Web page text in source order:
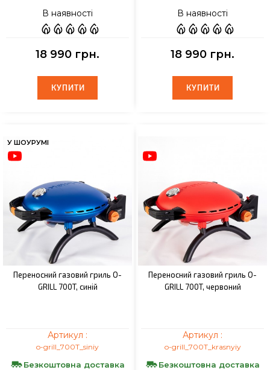
В наявності
18 990 грн.
КУПИТИ
КУПИТИ
В наявності
18 990 грн.
КУПИТИ
КУПИТИ
У ШОУРУМІ
Переносний газовий гриль O-
GRILL 700T, синій
Артикул :
o-grill_700T_siniy
Безкоштовна доставка
Переносний газовий гриль O-
GRILL 700T, червоний
Артикул :
o-grill_700T_krasnyiy
Безкоштовна доставка